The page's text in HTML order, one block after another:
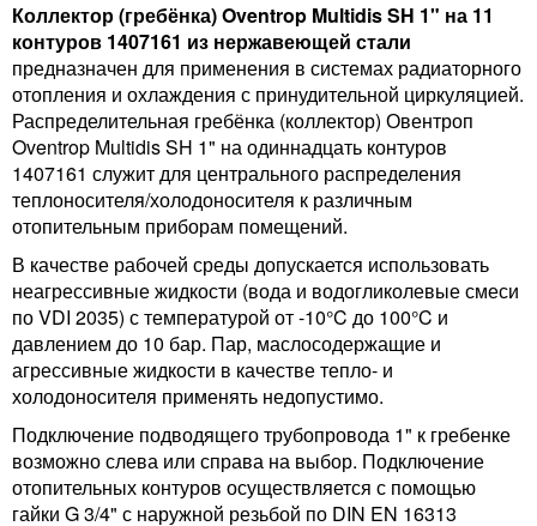
Коллектор (гребёнка) Oventrop Multidis SH 1" на 11
контуров 1407161 из нержавеющей стали
предназначен для применения в системах радиаторного
отопления и охлаждения с принудительной циркуляцией.
Распределительная гребёнка (коллектор) Овентроп
Oventrop Multidis SH 1" на одиннадцать контуров
1407161 служит для центрального распределения
теплоносителя/холодоносителя к различным
отопительным приборам помещений.
В качестве рабочей среды допускается использовать
неагрессивные жидкости (вода и водогликолевые смеси
по VDI 2035) с температурой от -10°C до 100°C и
давлением до 10 бар. Пар, маслосодержащие и
агрессивные жидкости в качестве тепло- и
холодоносителя применять недопустимо.
Подключение подводящего трубопровода 1" к гребенке
возможно слева или справа на выбор. Подключение
отопительных контуров осуществляется с помощью
гайки G 3/4" с наружной резьбой по DIN EN 16313